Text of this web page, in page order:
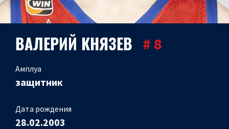
ВАЛЕРИЙ КНЯЗЕВ # 8
Амплуа
защитник
Дата рождения
28.02.2003